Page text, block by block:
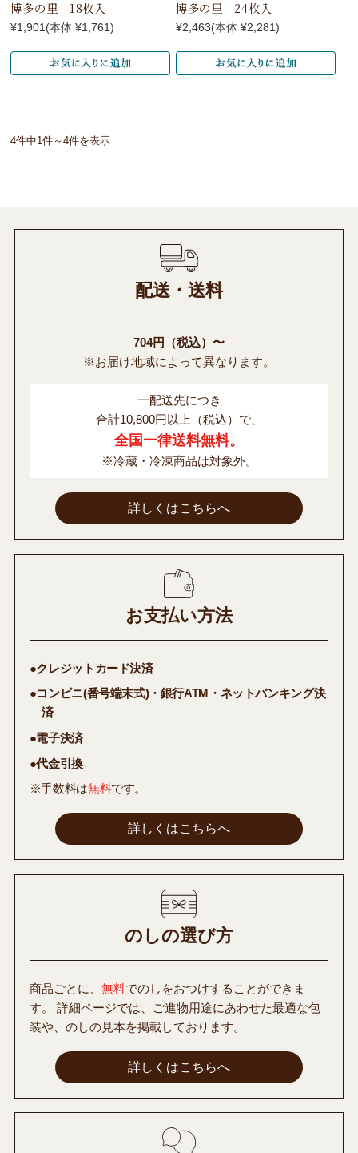
博多の里 18枚入
¥1,901 (本体 ¥1,761)
博多の里 24枚入
¥2,463(本体 ¥2,281)
4件中1件～4件を表示
配送・送料
704円（税込）〜
※お届け地域によって異なります。
一配送先につき
合計10,800円以上（税込）で、
全国一律送料無料。
※冷蔵・冷凍商品は対象外。
詳しくはこちらへ
お支払い方法
●クレジットカード決済
●コンビニ(番号端末式)・銀行ATM・ネットバンキング決
済
●電子決済
●代金引換
※手数料は無料です。
詳しくはこちらへ
のしの選び方
商品ごとに、 無料でのしをおつけすることができま
す。 詳細ページでは、ご進物用途にあわせた最適な包
装や、のしの見本を掲載しております。
詳しくはこちらへ